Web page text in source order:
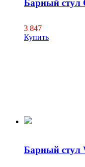
Барный
3 847
Купить
Барный стул